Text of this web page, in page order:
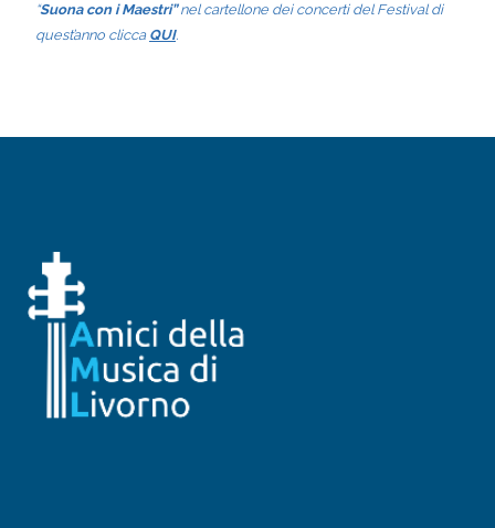
“Suona con i Maestri”nel cartellone dei concerti del Festival di
quest’anno clicca QUI.